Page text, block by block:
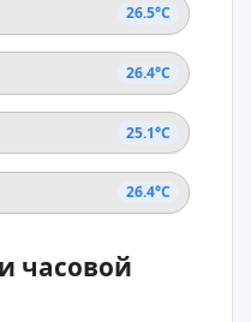
26.5°C
26.4°C
25.1°C
26.4°C
часовой